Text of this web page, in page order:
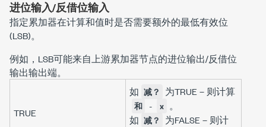
进位输入/反借位输入
指定累加器在计算和值时是否需要额外的最低有效位
(LSB)。
例如，LSB可能来自上游累加器节点的进位输出/反借位
输出输出端。
TRUE
如 减？ 为TRUE－则计算
和 - x 。
如 减？ 为FALSE－则计